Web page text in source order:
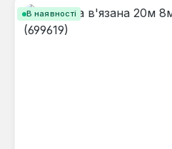
В наявності